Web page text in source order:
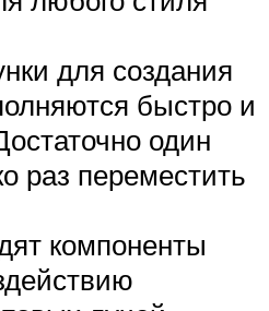
для создания
быстро и
один
раз переместить
компоненты